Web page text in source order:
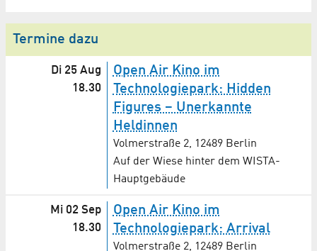
Termine dazu
Di 25 Aug
18.30
Open Air Kino im
Technologiepark: Hidden
Figures – Unerkannte
Heldinnen
Volmerstraße 2, 12489 Berlin
Auf der Wiese hinter dem WISTA-
Hauptgebäude
Mi 02 Sep
18.30
Open Air Kino im
Technologiepark: Arrival
Volmerstraße 2, 12489 Berlin